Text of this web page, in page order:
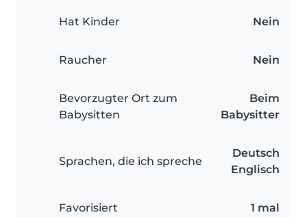
Hat Kinder Nein
Raucher Nein
Bevorzugter Ort zum
Babysitten
Beim
Babysitter
Sprachen, die ich spreche
Deutsch
Englisch
Favorisiert 1 mal